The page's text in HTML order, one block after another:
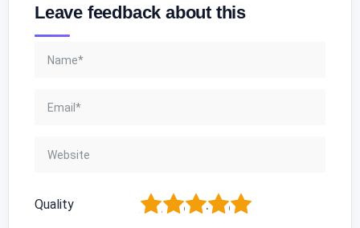
Leave feedback about this
Quality 5
4
3
2